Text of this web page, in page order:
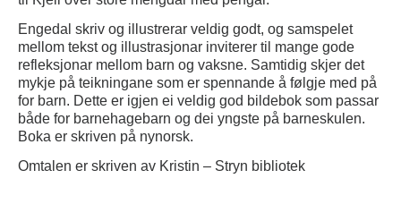
Engedal skriv og illustrerar veldig godt, og samspelet
mellom tekst og illustrasjonar inviterer til mange gode
refleksjonar mellom barn og vaksne. Samtidig skjer det
mykje på teikningane som er spennande å følgje med på
for barn. Dette er igjen ei veldig god bildebok som passar
både for barnehagebarn og dei yngste på barneskulen.
Boka er skriven på nynorsk.
Omtalen er skriven av Kristin – Stryn bibliotek